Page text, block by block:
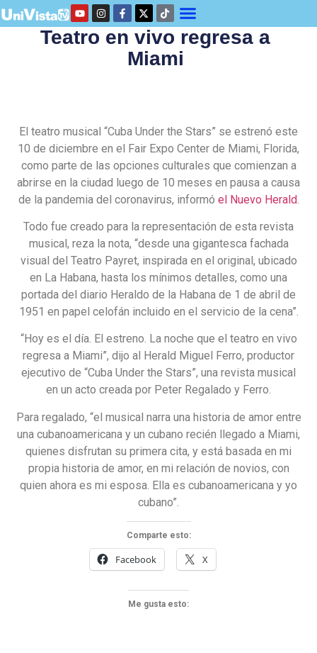
Teatro en vivo regresa a
Miami
El teatro musical “Cuba Under the Stars” se estrenó este
10 de diciembre en el Fair Expo Center de Miami, Florida,
como parte de las opciones culturales que comienzan a
abrirse en la ciudad luego de 10 meses en pausa a causa
de la pandemia del coronavirus, informó el Nuevo Herald.
Todo fue creado para la representación de esta revista
musical, reza la nota, “desde una gigantesca fachada
visual del Teatro Payret, inspirada en el original, ubicado
en La Habana, hasta los mínimos detalles, como una
portada del diario Heraldo de la Habana de 1 de abril de
1951 en papel celofán incluido en el servicio de la cena”.
“Hoy es el día. El estreno. La noche que el teatro en vivo
regresa a Miami”, dijo al Herald Miguel Ferro, productor
ejecutivo de “Cuba Under the Stars”, una revista musical
en un acto creada por Peter Regalado y Ferro.
Para regalado, “el musical narra una historia de amor entre
una cubanoamericana y un cubano recién llegado a Miami,
quienes disfrutan su primera cita, y está basada en mi
propia historia de amor, en mi relación de novios, con
quien ahora es mi esposa. Ella es cubanoamericana y yo
cubano”.
Comparte esto:
Facebook X
Me gusta esto: